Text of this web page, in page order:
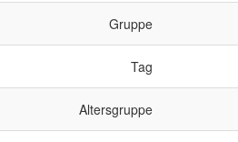
Gruppe
Tag
Altersgruppe